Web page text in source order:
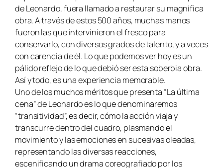
de Leonardo, fuera llamado a restaurar su magnífica
obra. A través de estos 500 años, muchas manos
fueron las que intervinieron el fresco para
conservarlo, con diversos grados de talento, y a veces
con carencia de él. Lo que podemos ver hoy es un
pálido reflejo de lo que debió ser esta soberbia obra.
Así y todo, es una experiencia memorable.
Uno de los muchos méritos que presenta “La última
cena” de Leonardo es lo que denominaremos
“transitividad”, es decir, cómo la acción viaja y
transcurre dentro del cuadro, plasmando el
movimiento y las emociones en sucesivas oleadas,
representando las diversas reacciones,
escenificando un drama coreografiado por los